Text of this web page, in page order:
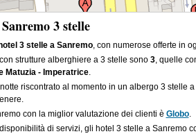
3 stelle
3 stelle a Sanremo, con numerose offerte in
strutture alberghiere a 3 stelle sono3, quelle
Matuzia - Imperatrice.
riscontrato al momento in un albergo 3 stelle
con la miglior valutazione dei clienti è Globo.
di servizi, gli hotel 3 stelle a Sanremo